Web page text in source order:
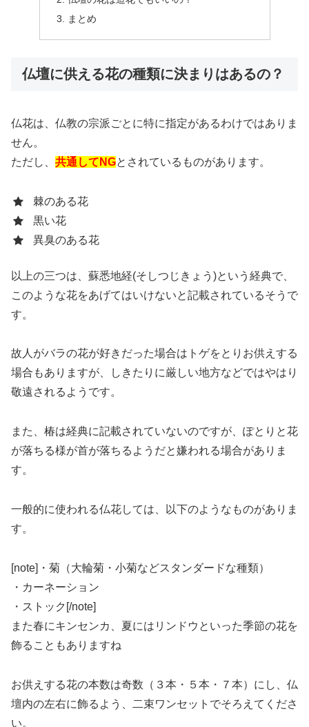
まとめ
仏壇に供える花の種類に決まりはあるの？
仏花は、仏教の宗派ごとに特に指定があるわけではありま
せん。
ただし、 共通してNGとされているものがあります。
棘のある花
黒い花
異臭のある花
以上の三つは、蘇悉地経(そしつじきょう)という経典で、
このような花をあげてはいけないと記載されているそうで
す。
故人がバラの花が好きだった場合はトゲをとりお供えする
場合もありますが、しきたりに厳しい地方などではやはり
敬遠されるようです。
また、椿は経典に記載されていないのですが、ぽとりと花
が落ちる様が首が落ちるようだと嫌われる場合がありま
す。
一般的に使われる仏花しては、以下のようなものがありま
す。
[note]・菊（大輪菊・小菊などスタンダードな種類）
・カーネーション
・ストック[/note]
また春にキンセンカ、夏にはリンドウといった季節の花を
飾ることもありますね
お供えする花の本数は奇数（３本・５本・７本）にし、仏
壇内の左右に飾るよう、二束ワンセットでそろえてくださ
い。